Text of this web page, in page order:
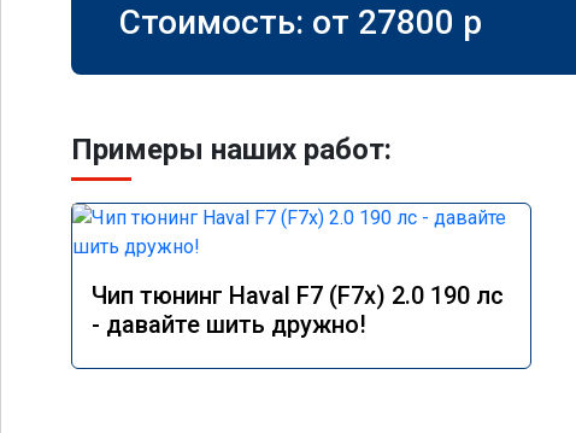
Стоимость: от 27800 p
Примеры наших работ:
Чип тюнинг Haval F7 (F7x) 2.0 190 лс
- давайте шить дружно!